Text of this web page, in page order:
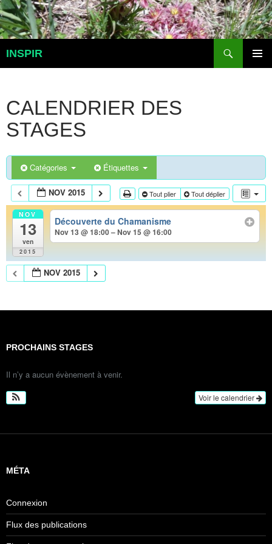
Aller
au
contenu
INSPIR
CALENDRIER DES
STAGES
Catégories Étiquettes
NOV 2015 Tout plier Tout déplier
NOV
13
ven
2015
Découverte du Chamanisme
Nov 13 @ 18:00 – Nov 15 @ 16:00
NOV 2015
PROCHAINS STAGES
Il n’y a aucun évènement à venir.
Voir le calendrier
MÉTA
Connexion
Flux des publications